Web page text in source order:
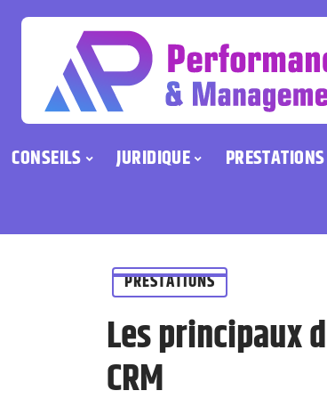
CONSEILS JURIDIQUE PRESTATIONS
PRESTATIONS
Les principaux
CRM